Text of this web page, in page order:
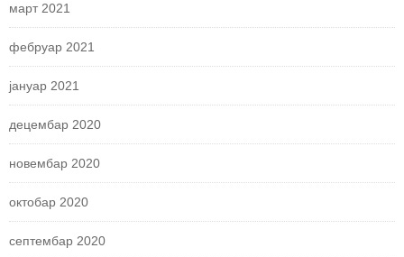
март 2021
фебруар 2021
јануар 2021
децембар 2020
новембар 2020
октобар 2020
септембар 2020